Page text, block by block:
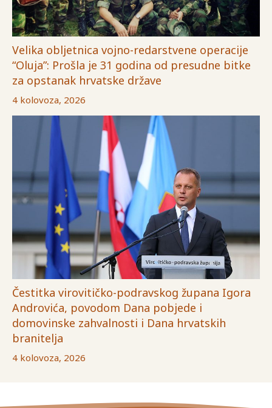
Velika obljetnica vojno-redarstvene operacije
“Oluja”: Prošla je 31 godina od presudne bitke
za opstanak hrvatske države
4 kolovoza, 2026
Čestitka virovitičko-podravskog župana Igora
Androvića, povodom Dana pobjede i
domovinske zahvalnosti i Dana hrvatskih
branitelja
4 kolovoza, 2026